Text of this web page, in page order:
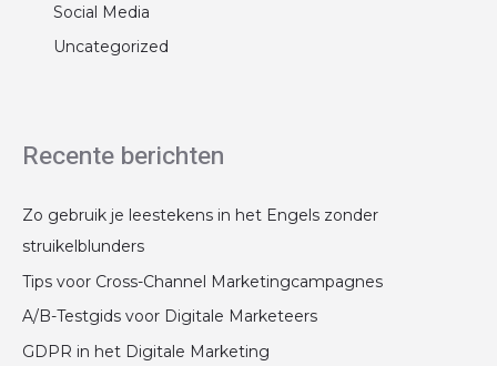
Social Media
Uncategorized
Recente berichten
Zo gebruik je leestekens in het Engels zonder
struikelblunders
Tips voor Cross-Channel Marketingcampagnes
A/B-Testgids voor Digitale Marketeers
GDPR in het Digitale Marketing